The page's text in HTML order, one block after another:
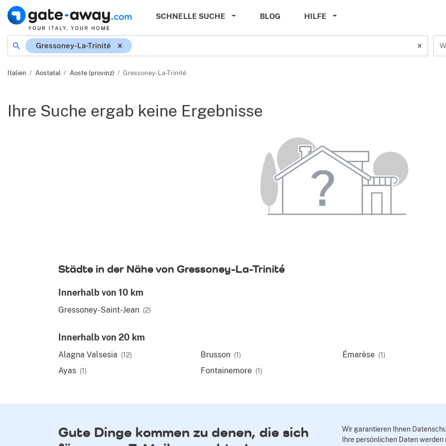
SCHNELLE SUCHE BLOG HILFE
Ort
Gressoney-La-Trinité
Italien Aostatal Aoste (provinz) Gressoney-La-Trinité
Ihre Suche ergab keine Ergebnisse
Städte in der Nähe von Gressoney-La-Trinité
Innerhalb von 10 km
Gressoney-Saint-Jean (2)
Innerhalb von 20 km
Alagna Valsesia (12)
Ayas (1)
Brusson (1)
Fontainemore (1)
Émarèse (1)
Gute Dinge kommen zu denen, die sich
Wir garantieren Ihnen
Ihre persönlichen Daten